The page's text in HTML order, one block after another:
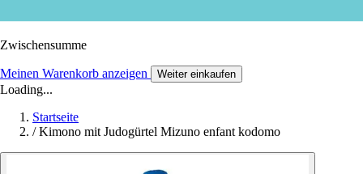
Zwischensumme
Meinen Warenkorb anzeigen Weiter einkaufen
Loading...
Startseite
/ Kimono mit Judogürtel Mizuno enfant kodomo